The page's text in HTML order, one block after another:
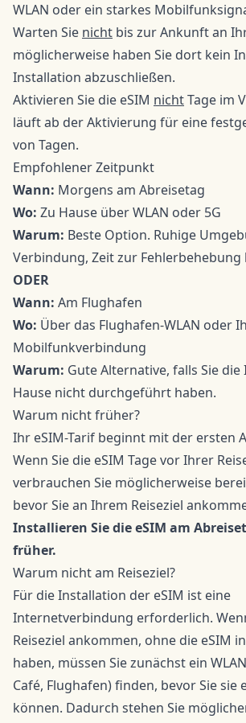
WLAN oder ein starkes
Warten Sie nicht bis zur Ankunft an
möglicherweise haben Sie dort kein
Installation abzuschließen.
Aktivieren Sie die eSIM nichtTage im
läuft ab der Aktivierung für eine
von Tagen.
Empfohlener Zeitpunkt
Wann: Morgens am Abreisetag
Wo: Zu Hause über WLAN oder 5G
Warum: Beste Option. Ruhige
Verbindung, Zeit zur Fehlerbehebung
ODER
Wann: Am Flughafen
Wo: Über das Flughafen-WLAN oder
Mobilfunkverbindung
Warum: Gute Alternative, falls Sie
Hause nicht durchgeführt haben.
Warum nicht früher?
Ihr eSIM-Tarif beginnt mit der ersten
Wenn Sie die eSIM Tage vor Ihrer
verbrauchen Sie möglicherweise
bevor Sie an Ihrem Reiseziel
Installieren Sie die eSIM am
früher.
Warum nicht am Reiseziel?
Für die Installation der eSIM ist eine
Internetverbindung erforderlich.
Reiseziel ankommen, ohne die eSIM
haben, müssen Sie zunächst ein
Café, Flughafen) finden, bevor Sie sie
können. Dadurch stehen Sie